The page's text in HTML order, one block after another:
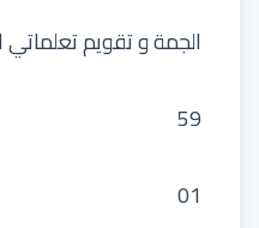
الجمة و تقويم تعلماتي الجنة 10 دعم
59
01